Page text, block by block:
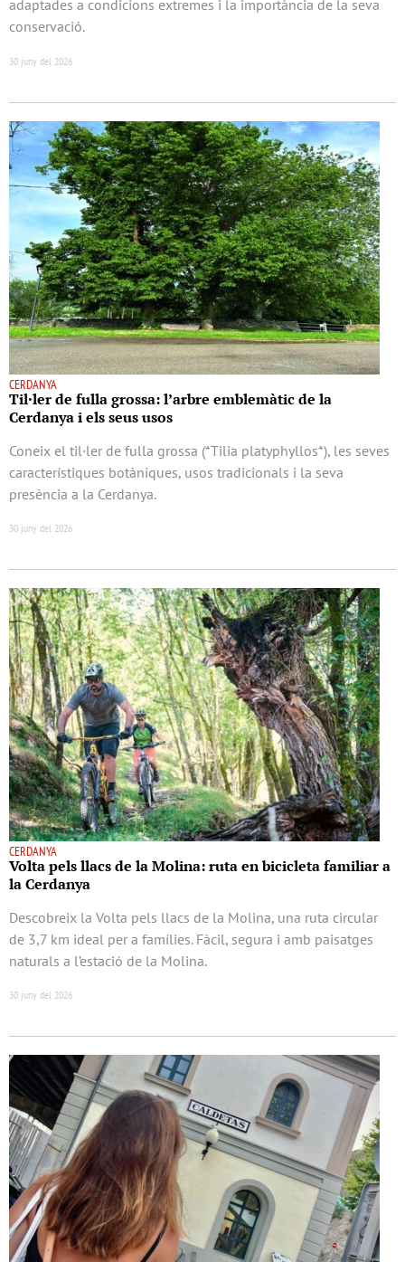
adaptades a condicions extremes i la importància de la seva
conservació.
30 juny del 2026
CERDANYA
Til·ler de fulla grossa: l’arbre emblemàtic de la
Cerdanya i els seus usos
Coneix el til·ler de fulla grossa (*Tilia platyphyllos*), les seves
característiques botàniques, usos tradicionals i la seva
presència a la Cerdanya.
30 juny del 2026
CERDANYA
Volta pels llacs de la Molina: ruta en bicicleta familiar a
la Cerdanya
Descobreix la Volta pels llacs de la Molina, una ruta circular
de 3,7 km ideal per a famílies. Fàcil, segura i amb paisatges
naturals a l’estació de la Molina.
30 juny del 2026